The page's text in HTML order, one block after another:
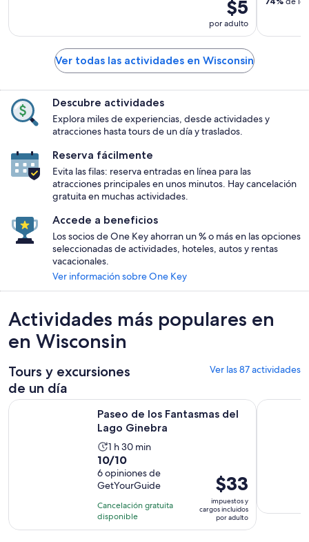
$5
por adulto
Ver todas las actividades en Wisconsin
Descubre actividades
Explora miles de experiencias, desde actividades y
atracciones hasta tours de un día y traslados.
Reserva fácilmente
Evita las filas: reserva entradas en línea para las
atracciones principales en unos minutos. Hay cancelación
gratuita en muchas actividades.
Accede a beneficios
Los socios de One Key ahorran un % o más en las opciones
seleccionadas de actividades, hoteles, autos y rentas
vacacionales.
Ver información sobre One Key
Actividades más populares en
en Wisconsin
Tours y excursiones
de un día
Ver las 87 actividades
Paseo de los Fantasmas del
Lago Ginebra
La
actividad
dura
1
hora
y
30
1 h 30 min
10.0
de
10
con
6
opiniones
10/10
6 opiniones de
GetYourGuide
Cancelación gratuita
disponible
El
precio
es
de
$33
impuestos y
cargos incluidos
por adulto
Paseo de los Fantasmas del Lago Ginebra Se abrirá en una
Recorrido